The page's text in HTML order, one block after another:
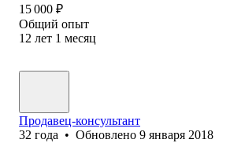
15 000 ₽
Общий опыт
12 лет 1 месяц
Продавец-консультант
32 года • Обновлено 9 января 2018